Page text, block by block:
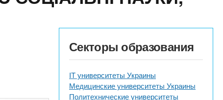
Секторы образования
IT университеты Украины
Медицинские университеты Украины
Политехнические университеты